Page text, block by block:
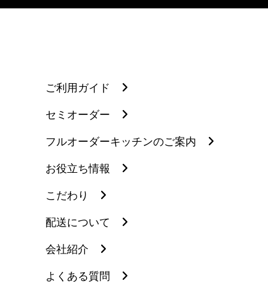
ご利用ガイド
セミオーダー
フルオーダーキッチンのご案内
お役立ち情報
こだわり
配送について
会社紹介
よくある質問